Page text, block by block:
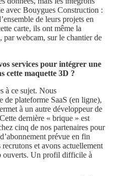
avec Bouygues Construction :
de leurs projets en
carte, ils ont même la
par webcam, sur le chantier de
services pour intégrer une
cette maquette 3D ?
à ce sujet. Nous
de plateforme SaaS (en ligne),
à un autre développeur de
dernière « brique » est
cinq de nos partenaires pour
prévue en fin
recrutons et avons actuellement
ouverts. Un profil difficile à